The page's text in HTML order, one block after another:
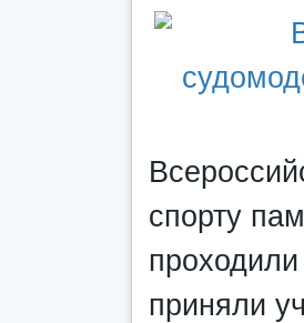
спорту
приняли